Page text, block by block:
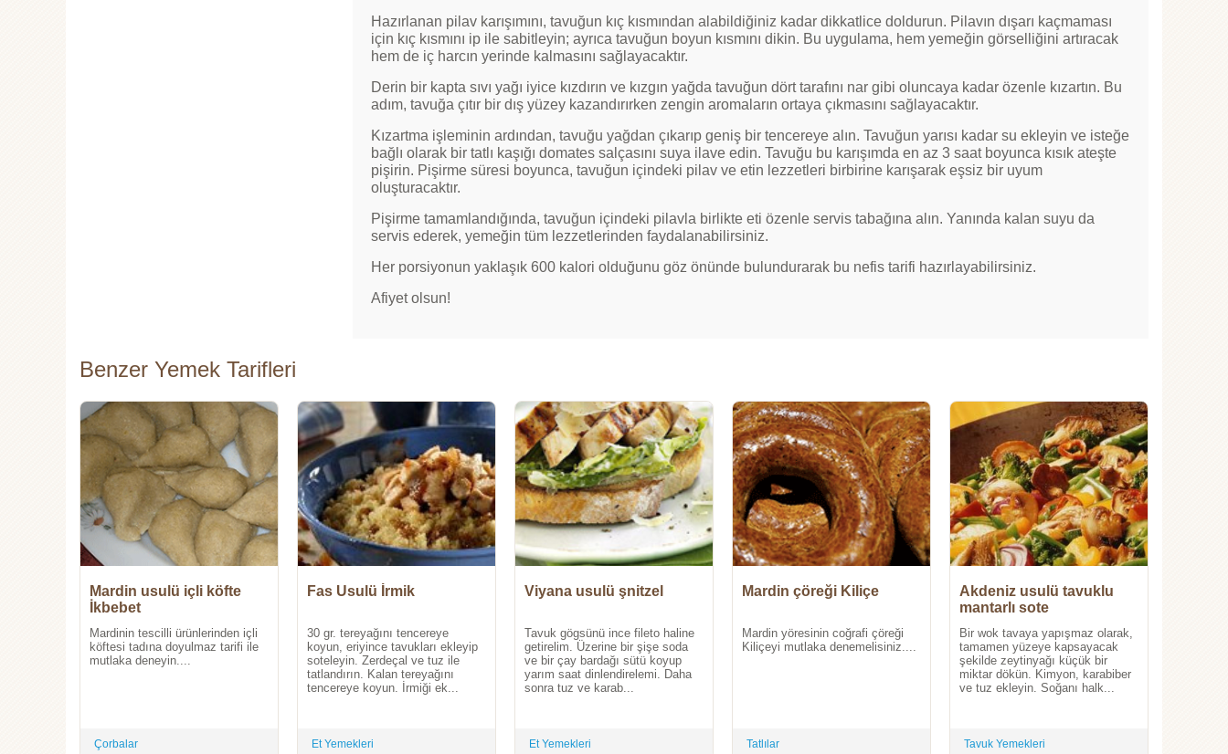
Hazırlanan pilav karışımını, tavuğun kıç kısmından alabildiğiniz kadar dikkatlice doldurun. Pilavın dışarı kaçmaması
için kıç kısmını ip ile sabitleyin; ayrıca tavuğun boyun kısmını dikin. Bu uygulama, hem yemeğin görselliğini artıracak
hem de iç harcın yerinde kalmasını sağlayacaktır.
Derin bir kapta sıvı yağı iyice kızdırın ve kızgın yağda tavuğun dört tarafını nar gibi oluncaya kadar özenle kızartın. Bu
adım, tavuğa çıtır bir dış yüzey kazandırırken zengin aromaların ortaya çıkmasını sağlayacaktır.
Kızartma işleminin ardından, tavuğu yağdan çıkarıp geniş bir tencereye alın. Tavuğun yarısı kadar su ekleyin ve isteğe
bağlı olarak bir tatlı kaşığı domates salçasını suya ilave edin. Tavuğu bu karışımda en az 3 saat boyunca kısık ateşte
pişirin. Pişirme süresi boyunca, tavuğun içindeki pilav ve etin lezzetleri birbirine karışarak eşsiz bir uyum
oluşturacaktır.
Pişirme tamamlandığında, tavuğun içindeki pilavla birlikte eti özenle servis tabağına alın. Yanında kalan suyu da
servis ederek, yemeğin tüm lezzetlerinden faydalanabilirsiniz.
Her porsiyonun yaklaşık 600 kalori olduğunu göz önünde bulundurarak bu nefis tarifi hazırlayabilirsiniz.
Afiyet olsun!
Benzer Yemek Tarifleri
Mardin usulü içli köfte
İkbebet
Mardinin tescilli ürünlerinden içli
köftesi tadına doyulmaz tarifi ile
mutlaka deneyin....
Çorbalar
Fas Usulü İrmik
30 gr. tereyağını tencereye
koyun, eriyince tavukları ekleyip
soteleyin. Zerdeçal ve tuz ile
tatlandırın. Kalan tereyağını
tencereye koyun. İrmiği ek...
Et Yemekleri
Viyana usulü şnitzel
Tavuk gögsünü ince fileto haline
getirelim. Üzerine bir şişe soda
ve bir çay bardağı sütü koyup
yarım saat dinlendirelemi. Daha
sonra tuz ve karab...
Et Yemekleri
Mardin çöreği Kiliçe
Mardin yöresinin coğrafi çöreği
Kiliçeyi mutlaka denemelisiniz....
Tatlılar
Akdeniz usulü tavuklu
mantarlı sote
Bir wok tavaya yapışmaz olarak,
tamamen yüzeye kapsayacak
şekilde zeytinyağı küçük bir
miktar dökün. Kimyon, karabiber
ve tuz ekleyin. Soğanı halk...
Tavuk Yemekleri